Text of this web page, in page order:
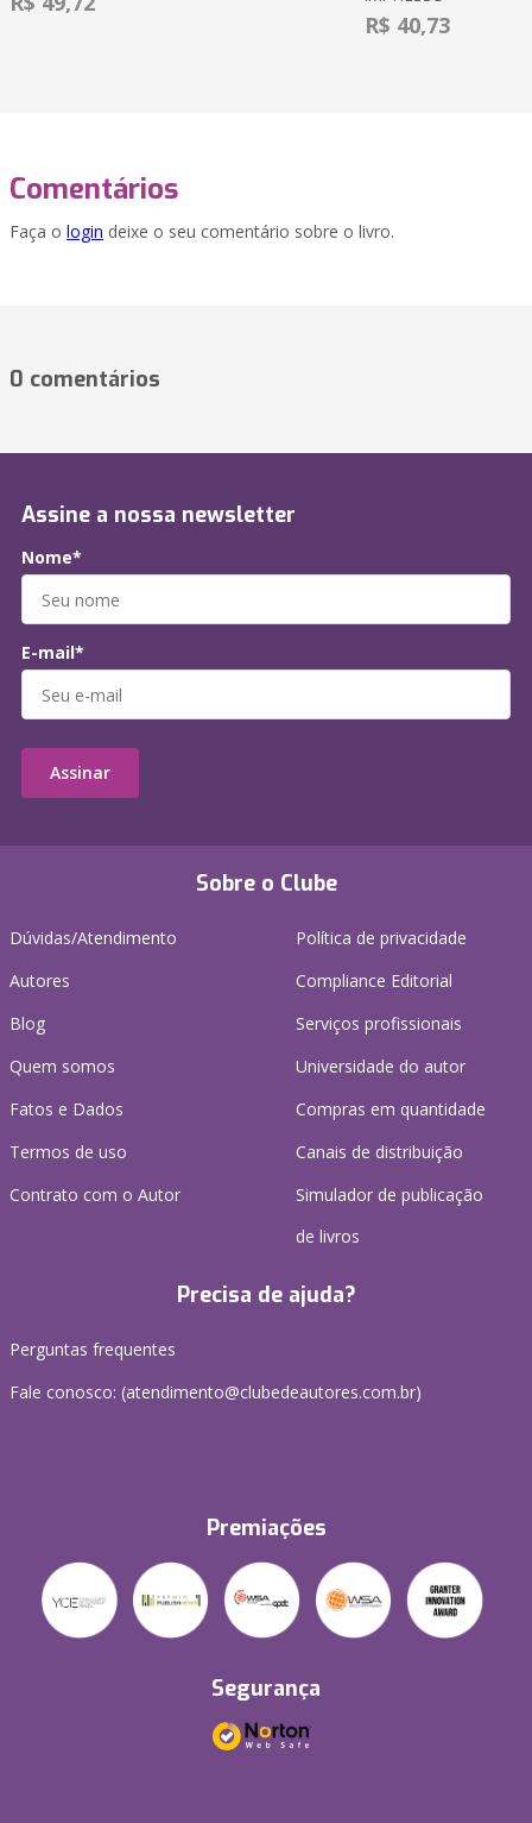
R$ 40,73
Comentários
Faça o login deixe o seu comentário sobre o livro.
0 comentários
Sobre o Clube
Dúvidas/Atendimento
Autores
Blog
Quem somos
Fatos e Dados
Termos de uso
Contrato com o Autor
Política de privacidade
Compliance Editorial
Serviços profissionais
Universidade do autor
Compras em quantidade
Canais de distribuição
Simulador de publicação
de livros
Precisa de ajuda?
Perguntas frequentes
Fale conosco: (atendimento@clubedeautores.com.br)
Premiações
Segurança
Assine a nossa newsletter
Nome*
E-mail*
Assinar